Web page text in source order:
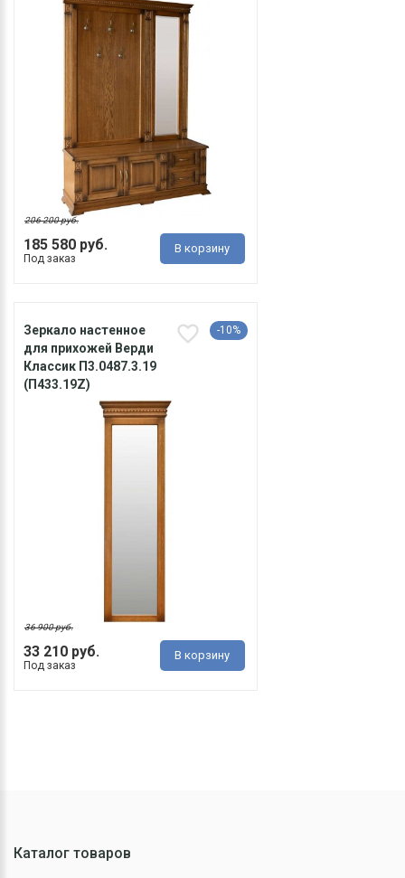
185 580 руб.
206 200 руб.
Под заказ
В корзину
Зеркало настенное
для прихожей Верди
Классик П3.0487.3.19
(П433.19Z)
-10%
33 210 руб.
36 900 руб.
Под заказ
В корзину
Каталог товаров